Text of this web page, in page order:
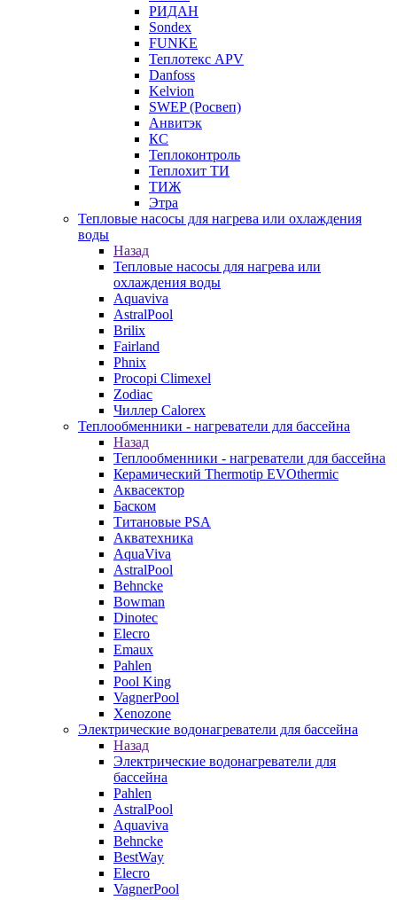
РИДАН
Sondex
FUNKE
Теплотекс APV
Danfoss
Kelvion
SWEP (Росвеп)
Анвитэк
КС
Теплоконтроль
Теплохит ТИ
ТИЖ
Этра
Тепловые насосы для нагрева или охлаждения
воды
Назад
Тепловые насосы для нагрева или
охлаждения воды
Aquaviva
AstralPool
Brilix
Fairland
Phnix
Procopi Climexel
Zodiac
Чиллер Calorex
Теплообменники - нагреватели для бассейна
Назад
Теплообменники - нагреватели для бассейна
Керамический Thermotip EVOthermic
Аквасектор
Баском
Титановые PSA
Акватехника
AquaViva
AstralPool
Behncke
Bowman
Dinotec
Elecro
Emaux
Pahlen
Pool King
VagnerPool
Xenozone
Электрические водонагреватели для бассейна
Назад
Электрические водонагреватели для
бассейна
Pahlen
AstralPool
Aquaviva
Behncke
BestWay
Elecro
VagnerPool